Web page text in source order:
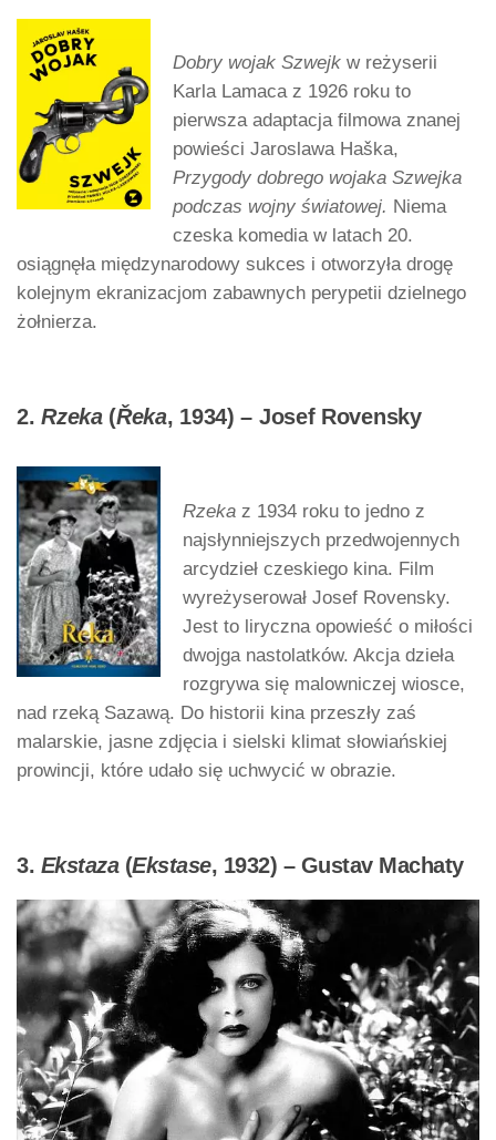
Dobry wojak Szwejk w reżyserii
Karla Lamaca z 1926 roku to
pierwsza adaptacja filmowa znanej
powieści Jaroslawa Haška,
Przygody dobrego wojaka Szwejka
podczas wojny światowej. Niema
czeska komedia w latach 20.
osiągnęła międzynarodowy sukces i otworzyła drogę
kolejnym ekranizacjom zabawnych perypetii dzielnego
żołnierza.
2.Rzeka(Řeka, 1934) – Josef Rovensky
Rzeka z 1934 roku to jedno z
najsłynniejszych przedwojennych
arcydzieł czeskiego kina. Film
wyreżyserował Josef Rovensky.
Jest to liryczna opowieść o miłości
dwojga nastolatków. Akcja dzieła
rozgrywa się malowniczej wiosce,
nad rzeką Sazawą. Do historii kina przeszły zaś
malarskie, jasne zdjęcia i sielski klimat słowiańskiej
prowincji, które udało się uchwycić w obrazie.
3. Ekstaza(Ekstase, 1932) – Gustav Machaty